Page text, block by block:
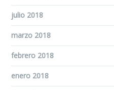
julio 2018
marzo 2018
febrero 2018
enero 2018